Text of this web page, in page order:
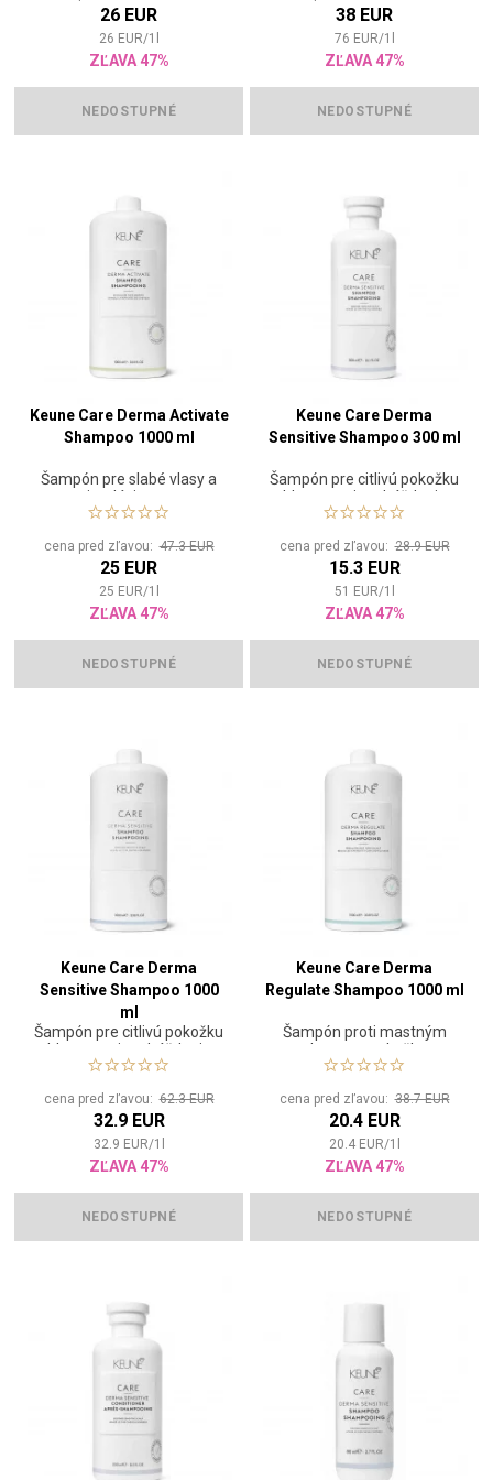
hlavy bude fungovat lépe.
26 EUR
26 EUR/1
ZĽAVA 47%
NEDOSTUPNÉ
38 EUR
76 EUR/1
ZĽAVA 47%
NEDOSTUPNÉ
Keune Care Derma Activate
Shampoo 1000 ml
Šampón pre slabé vlasy a
stimuláciu rastu
cena pred zľavou:47.3 EUR
25 EUR
25 EUR/1
ZĽAVA 47%
NEDOSTUPNÉ
Keune Care Derma
Sensitive Shampoo 300 ml
Šampón pre citlivú pokožku
hlavy, proti podráždeniu
cena pred zľavou:28.9 EUR
15.3 EUR
51 EUR/1
ZĽAVA 47%
NEDOSTUPNÉ
Keune Care Derma
Sensitive Shampoo 1000
ml
Šampón pre citlivú pokožku
hlavy, proti podráždeniu
cena pred zľavou:62.3 EUR
32.9 EUR
32.9 EUR/1
ZĽAVA 47%
NEDOSTUPNÉ
Keune Care Derma
Regulate Shampoo 1000 ml
Šampón proti mastným
vlasom a pokožke
cena pred zľavou:38.7 EUR
20.4 EUR
20.4 EUR/1
ZĽAVA 47%
NEDOSTUPNÉ